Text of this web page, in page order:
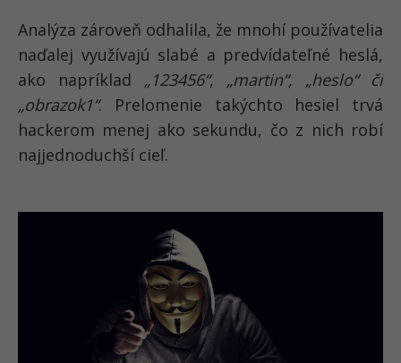
Analýza zároveň odhalila, že mnohí používatelia
naďalej využívajú slabé a predvídateľné heslá,
ako napríklad „123456“, „martin“, „heslo“ či
„obrazok1“. Prelomenie takýchto hesiel trvá
hackerom menej ako sekundu, čo z nich robí
najjednoduchší cieľ.